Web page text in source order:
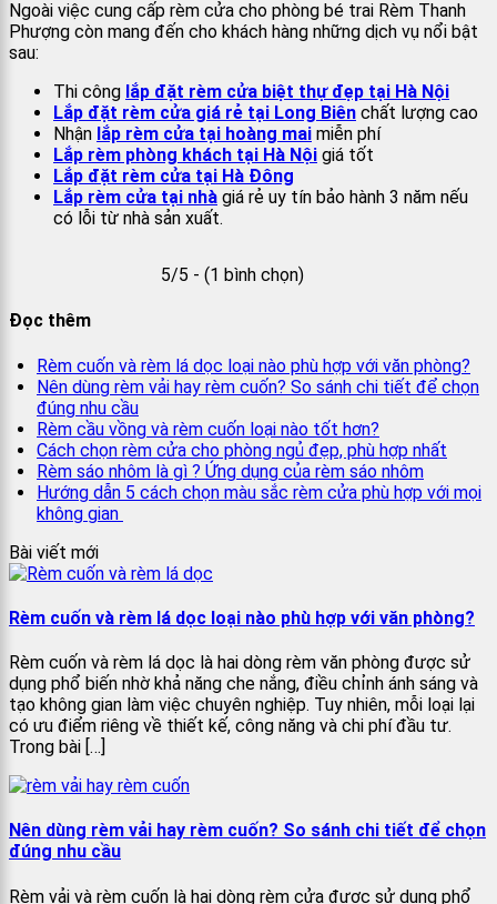
Ngoài việc cung cấp rèm cửa cho phòng bé trai Rèm Thanh
Phượng còn mang đến cho khách hàng những dịch vụ nổi bật
sau:
Thi công lắp đặt rèm cửa biệt thự đẹp tại Hà Nội
Lắp đặt rèm cửa giá rẻ tại Long Biên chất lượng cao
Nhận lắp rèm cửa tại hoàng mai miễn phí
Lắp rèm phòng khách tại Hà Nội giá tốt
Lắp đặt rèm cửa tại Hà Đông
Lắp rèm cửa tại nhà giá rẻ uy tín bảo hành 3 năm nếu
có lỗi từ nhà sản xuất.
5/5 - (1 bình chọn)
Đọc thêm
Rèm cuốn và rèm lá dọc loại nào phù hợp với văn phòng?
Nên dùng rèm vải hay rèm cuốn? So sánh chi tiết để chọn
đúng nhu cầu
Rèm cầu vồng và rèm cuốn loại nào tốt hơn?
Cách chọn rèm cửa cho phòng ngủ đẹp, phù hợp nhất
Rèm sáo nhôm là gì ? Ứng dụng của rèm sáo nhôm
Hướng dẫn 5 cách chọn màu sắc rèm cửa phù hợp với mọi
không gian
Bài viết mới
Rèm cuốn và rèm lá dọc loại nào phù hợp với văn phòng?
Rèm cuốn và rèm lá dọc là hai dòng rèm văn phòng được sử
dụng phổ biến nhờ khả năng che nắng, điều chỉnh ánh sáng và
tạo không gian làm việc chuyên nghiệp. Tuy nhiên, mỗi loại lại
có ưu điểm riêng về thiết kế, công năng và chi phí đầu tư.
Trong bài […]
Nên dùng rèm vải hay rèm cuốn? So sánh chi tiết để chọn
đúng nhu cầu
Rèm vải và rèm cuốn là hai dòng rèm cửa được sử dụng phổ